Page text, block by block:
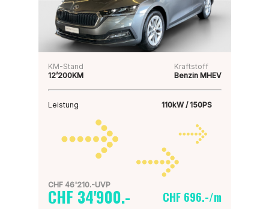
KM-Stand
12’200KM
Kraftstoff
Benzin MHEV
Leistung 110kW / 150PS
CHF 46'210.-UVP
CHF 34'900.- CHF 696.-/m